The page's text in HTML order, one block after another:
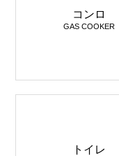
コンロ
GAS COOKER
トイレ